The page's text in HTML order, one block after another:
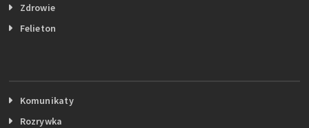
Zdrowie
Felieton
Komunikaty
Rozrywka